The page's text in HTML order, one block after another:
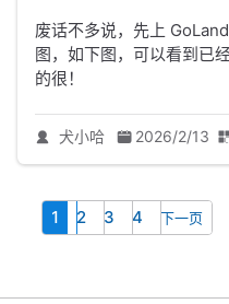
废话不多说，先上
图，如下图，可以看到已
的很！
犬小哈 2026/2/13
1 2 3 4 下一页